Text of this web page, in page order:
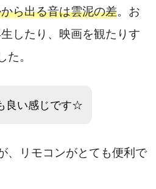
ら出る音は雲泥の差。お
したり、映画を観たりす
た。
良い感じです☆
、リモコンがとても便利で